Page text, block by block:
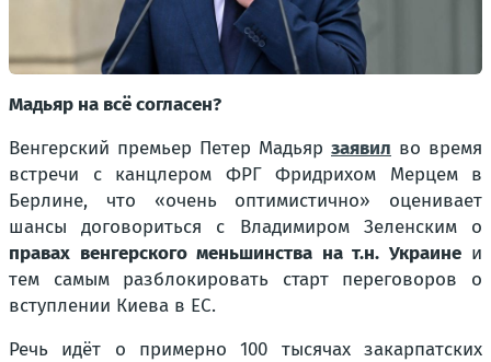
Мадьяр на всё согласен?
Венгерский премьер Петер Мадьяр заявил во время
встречи с канцлером ФРГ Фридрихом Мерцем в
Берлине, что «очень оптимистично» оценивает
шансы договориться с Владимиром Зеленским о
правах венгерского меньшинства на т.н. Украинеи
тем самым разблокировать старт переговоров о
вступлении Киева в ЕС.
Речь идёт о примерно 100 тысячах закарпатских